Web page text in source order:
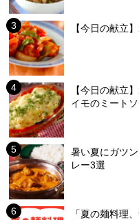
【今日の献立
【今日の献立
イモのミート
暑い夏にガツ
レー3選
「夏の麺料理